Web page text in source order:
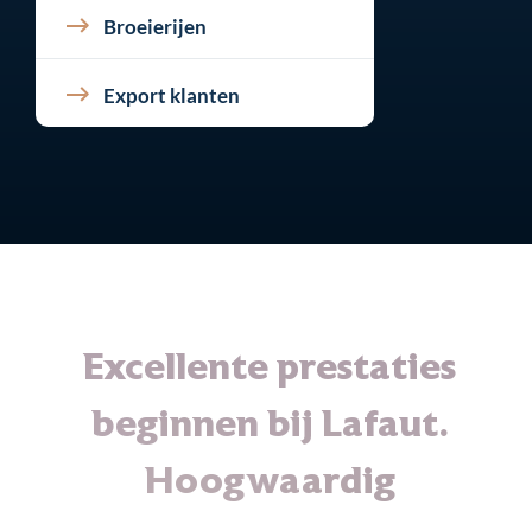
Broeierijen
Export klanten
Excellente prestaties
beginnen bij Lafaut.
Hoogwaardig